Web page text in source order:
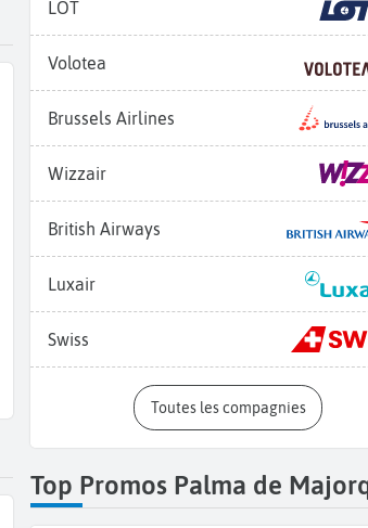
LOT
Volotea
Brussels Airlines
Wizzair
British Airways
Luxair
Swiss
Toutes les compagnies
Top Promos Palma de